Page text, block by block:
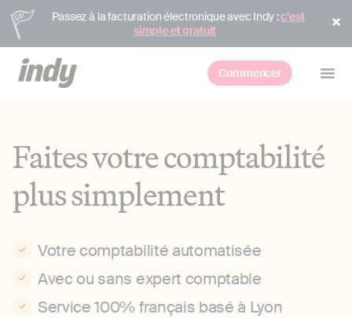
Passez à la facturation électronique avec Indy :c’est
simple et gratuit
Commencer
Faites votre comptabilité
plus simplement
Votre comptabilité automatisée
Avec ou sans expert comptable
Service 100% français basé à Lyon